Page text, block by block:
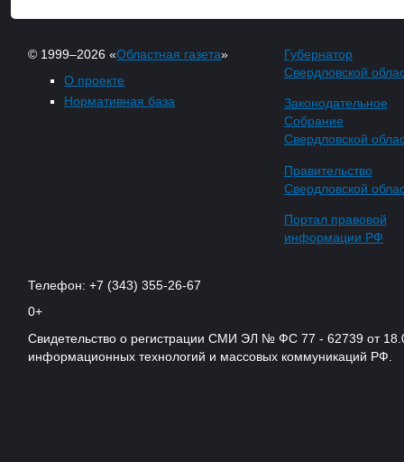
© 1999–2026 «Областная газета»
О проекте
Нормативная база
Губернатор
Свердловской
Законодательное
Собрание
Свердловской
Правительство
Свердловской
Портал правовой
информации РФ
Телефон: +7 (343) 355-26-67
0+
Свидетельство о регистрации СМИ ЭЛ № ФС 77 - 62739 от
информационных технологий и массовых коммуникаций РФ.